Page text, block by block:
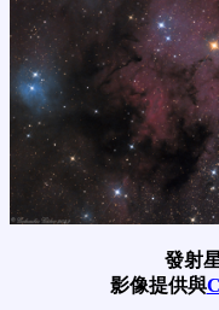
發射
影像提供與